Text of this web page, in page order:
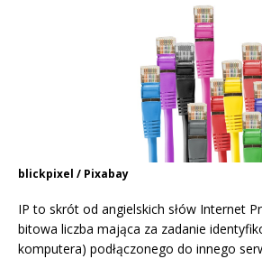
blickpixel / Pixabay
IP to skrót od angielskich słów Internet
bitowa liczba mająca za zadanie
komputera) podłączonego do innego